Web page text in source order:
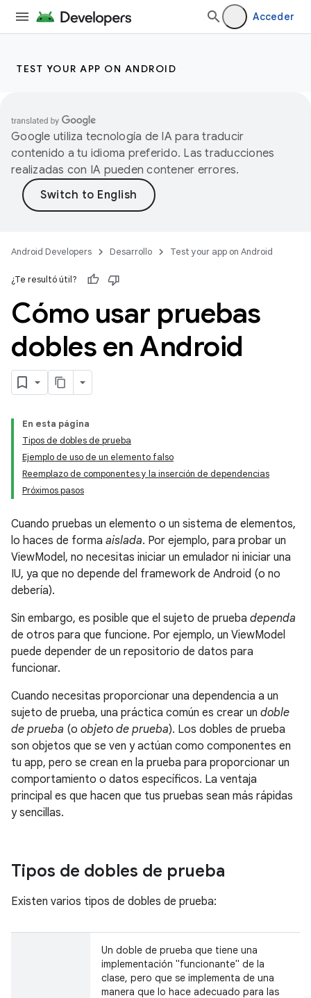
Acceder
TEST YOUR APP ON ANDROID
Google utiliza tecnología de IA para traducir
contenido a tu idioma preferido. Las traducciones
realizadas con IA pueden contener errores.
Android Developers Desarrollo Test your app on Android
¿Te resultó útil?
Cómo usar pruebas
dobles en Android
En esta página
Tipos de dobles de prueba
Ejemplo de uso de un elemento falso
Reemplazo de componentes y la inserción de dependencias
Próximos pasos
Cuando pruebas un elemento o un sistema de elementos,
lo haces de forma aislada. Por ejemplo, para probar un
ViewModel, no necesitas iniciar un emulador ni iniciar una
IU, ya que no depende del framework de Android (o no
debería).
Sin embargo, es posible que el sujeto de prueba dependa
de otros para que funcione. Por ejemplo, un ViewModel
puede depender de un repositorio de datos para
funcionar.
Cuando necesitas proporcionar una dependencia a un
sujeto de prueba, una práctica común es crear un doble
de prueba (o objeto de prueba). Los dobles de prueba
son objetos que se ven y actúan como componentes en
tu app, pero se crean en la prueba para proporcionar un
comportamiento o datos específicos. La ventaja
principal es que hacen que tus pruebas sean más rápidas
y sencillas.
Tipos de dobles de prueba
Existen varios tipos de dobles de prueba:
Un doble de prueba que tiene una
implementación "funcionante" de la
clase, pero que se implementa de una
manera que lo hace adecuado para las